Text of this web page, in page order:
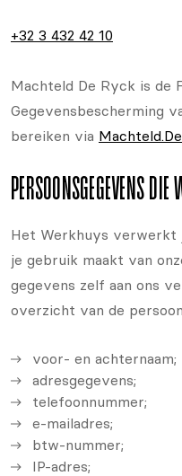
+32 3 432 42 10
Machteld De Ryck is de
Gegevensbescherming
bereiken via
PERSOONSGEGEVENS DIE
Het Werkhuys verwerkt
je gebruik maakt van
gegevens zelf aan ons
overzicht van de
voor- en achternaam;
adresgegevens;
telefoonnummer;
e-mailadres;
btw-nummer;
IP-adres;